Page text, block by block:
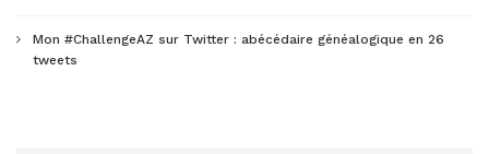
Mon #ChallengeAZ sur Twitter : abécédaire généalogique en 26
tweets